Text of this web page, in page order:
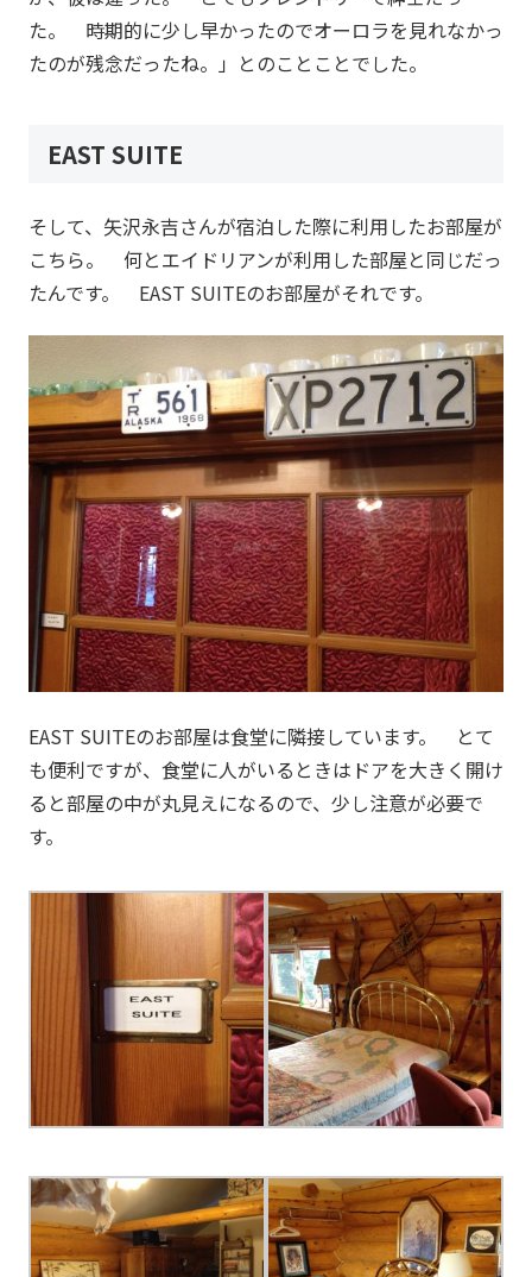
た。 時期的に少し早かったのでオーロラを見れなかっ
たのが残念だったね。」とのことことでした。
EAST SUITE
そして、矢沢永吉さんが宿泊した際に利用したお部屋が
こちら。 何とエイドリアンが利用した部屋と同じだっ
たんです。 EAST SUITEのお部屋がそれです。
EAST SUITEのお部屋は食堂に隣接しています。 とて
も便利ですが、食堂に人がいるときはドアを大きく開け
ると部屋の中が丸見えになるので、少し注意が必要で
す。